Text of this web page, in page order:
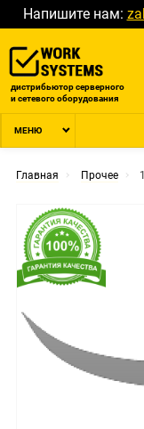
Напишите нам:
дистрибьютор серверного
и сетевого оборудования
МЕНЮ
Главная Прочее